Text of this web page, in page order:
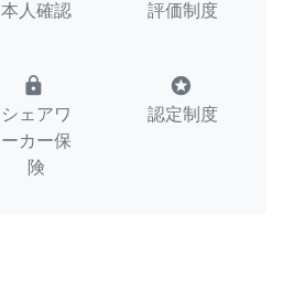
本人確認 評価制度
lock
シェアワ
ーカー保
険
stars
認定制度